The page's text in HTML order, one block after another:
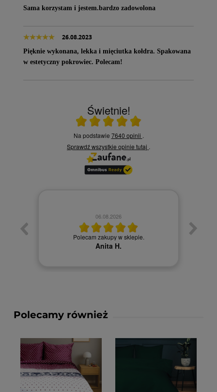
Sama korzystam i jestem.bardzo zadowolona
26.08.2023
Pięknie wykonana, lekka i mięciutka kołdra. Spakowana
w estetyczny pokrowiec. Polecam!
Świetnie!
Ocena średnia 5 na 5
Na podstawie 7640 opinii .
Sprawdź wszystkie opinie tutaj .
06.08.2026
Polecam zakupy w sklepie.
Anita H.
Polecamy również